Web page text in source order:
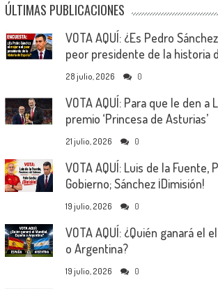
ÚLTIMAS PUBLICACIONES
VOTA AQUÍ: ¿Es Pedro
peor presidente de la historia
28 julio, 2026 0
VOTA AQUÍ: Para que le den a
premio ‘Princesa de Asturias’
21 julio, 2026 0
VOTA AQUÍ: Luis de la Fuente,
Gobierno; Sánchez ¡Dimisión!
19 julio, 2026 0
VOTA AQUÍ: ¿Quién ganará el
o Argentina?
19 julio, 2026 0